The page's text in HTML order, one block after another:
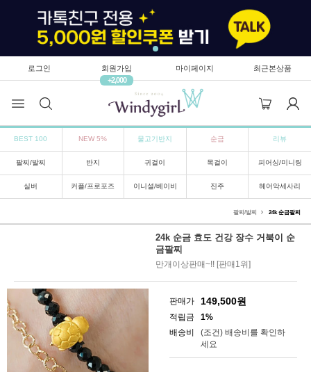
로그인
회원가입
+2,000
마이페이지 최근본상품
BEST 100 NEW 5% 물고기반지 순금 리뷰
팔찌/발찌 반지 귀걸이 목걸이 피어싱/미니링
실버 커플/프로포즈 이니셜/베이비 진주 헤어악세사리
팔찌/발찌 24k 순금팔찌
24k 순금 효도 건강 장수 거북이 순
금팔찌
만개이상판매~!! [판매1위]
판매가 149,500원
적립금
1%
배송비
(조건) 배송비를 확인하
세요